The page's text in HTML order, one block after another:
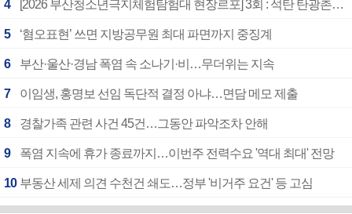
4 [2026 부산청소년극지체험탐험대 현장르포] 3회 : 석탄 탄광촌에서 북극 연구의 중심지로
5 ‘혐오표현’ 쓰면 지방공무원 최대 파면까지 중징계
6 부산·울산·경남 폭염 속 소나기·비…무더위는 지속
7 이임생, 홍명보 선임 독단적 결정 아냐…면담 메모 제출
8 경찰가족 관련 사건 45건…그동안 파악조차 안해
9 폭염 지속에 휴가 종료까지…이번주 전력수요 '역대 최대' 전망
10 부동산 세제 의견 수천건 쇄도…정부 '비거주 요건' 등 고심